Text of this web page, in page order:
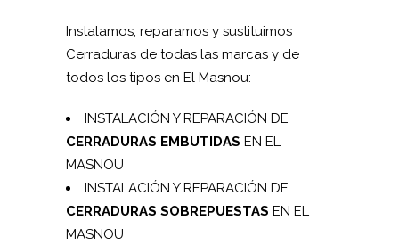
Instalamos, reparamos y sustituimos
Cerraduras de todas las marcas y de
todos los tipos en El Masnou:
INSTALACIÓN Y REPARACIÓN DE
CERRADURAS EMBUTIDAS EN EL
MASNOU
INSTALACIÓN Y REPARACIÓN DE
CERRADURAS SOBREPUESTAS EN EL
MASNOU